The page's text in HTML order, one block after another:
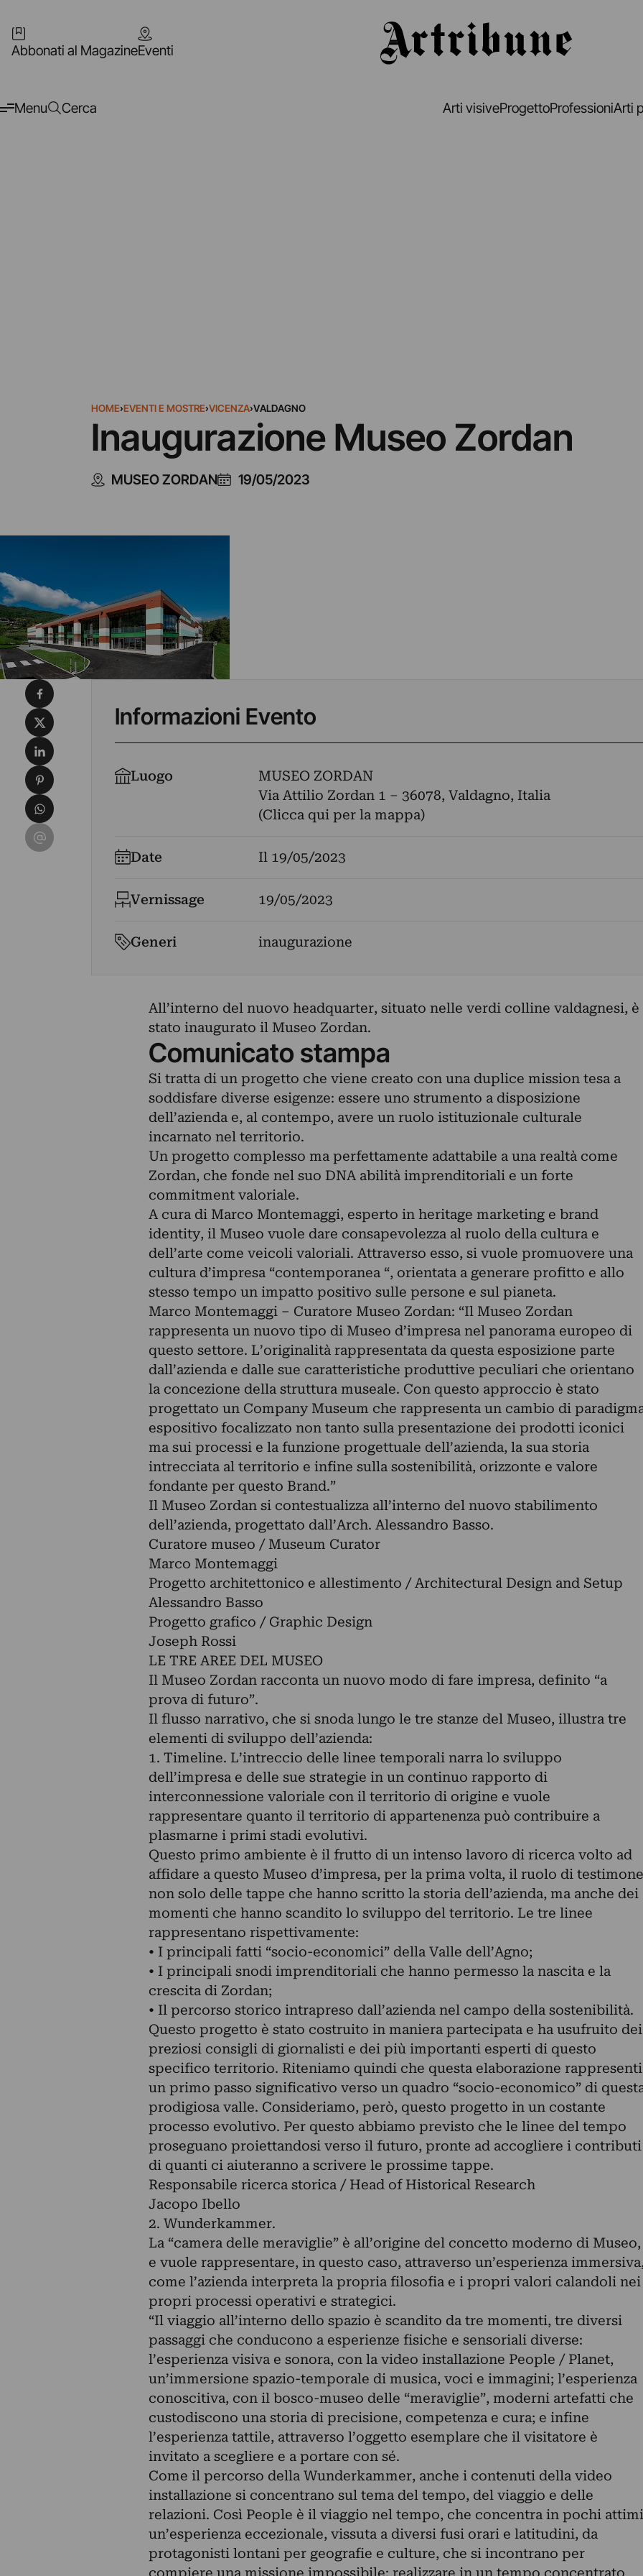
Abbonati al MagazineEventi
Menu Cerca Arti visiveProgettoProfessioniArti
HOME›EVENTI E MOSTRE›VICENZA›VALDAGNO
Inaugurazione Museo Zordan
MUSEO ZORDAN 19/05/2023
Informazioni Evento
Luogo
MUSEO ZORDAN
Via Attilio Zordan 1 – 36078, Valdagno, Italia
(Clicca qui per la mappa)
Date Il 19/05/2023
Vernissage 19/05/2023
Generi inaugurazione
All’interno del nuovo headquarter, situato nelle verdi colline valdagnesi, è
stato inaugurato il Museo Zordan.
Comunicato stampa
Si tratta di un progetto che viene creato con una duplice mission tesa a
soddisfare diverse esigenze: essere uno strumento a disposizione
dell’azienda e, al contempo, avere un ruolo istituzionale culturale
incarnato nel territorio.
Un progetto complesso ma perfettamente adattabile a una realtà come
Zordan, che fonde nel suo DNA abilità imprenditoriali e un forte
commitment valoriale.
A cura di Marco Montemaggi, esperto in heritage marketing e brand
identity, il Museo vuole dare consapevolezza al ruolo della cultura e
dell’arte come veicoli valoriali. Attraverso esso, si vuole promuovere una
cultura d’impresa “contemporanea “, orientata a generare profitto e allo
stesso tempo un impatto positivo sulle persone e sul pianeta.
Marco Montemaggi – Curatore Museo Zordan: “Il Museo Zordan
rappresenta un nuovo tipo di Museo d’impresa nel panorama europeo di
questo settore. L’originalità rappresentata da questa esposizione parte
dall’azienda e dalle sue caratteristiche produttive peculiari che orientano
la concezione della struttura museale. Con questo approccio è stato
progettato un Company Museum che rappresenta un cambio di
espositivo focalizzato non tanto sulla presentazione dei prodotti iconici
ma sui processi e la funzione progettuale dell’azienda, la sua storia
intrecciata al territorio e infine sulla sostenibilità, orizzonte e valore
fondante per questo Brand.”
Il Museo Zordan si contestualizza all’interno del nuovo stabilimento
dell’azienda, progettato dall’Arch. Alessandro Basso.
Curatore museo / Museum Curator
Marco Montemaggi
Progetto architettonico e allestimento / Architectural Design and Setup
Alessandro Basso
Progetto grafico / Graphic Design
Joseph Rossi
LE TRE AREE DEL MUSEO
Il Museo Zordan racconta un nuovo modo di fare impresa, definito “a
prova di futuro”.
Il flusso narrativo, che si snoda lungo le tre stanze del Museo, illustra tre
elementi di sviluppo dell’azienda:
1. Timeline. L’intreccio delle linee temporali narra lo sviluppo
dell’impresa e delle sue strategie in un continuo rapporto di
interconnessione valoriale con il territorio di origine e vuole
rappresentare quanto il territorio di appartenenza può contribuire a
plasmarne i primi stadi evolutivi.
Questo primo ambiente è il frutto di un intenso lavoro di ricerca volto ad
affidare a questo Museo d’impresa, per la prima volta, il ruolo di testimone
non solo delle tappe che hanno scritto la storia dell’azienda, ma anche dei
momenti che hanno scandito lo sviluppo del territorio. Le tre linee
rappresentano rispettivamente:
• I principali fatti “socio-economici” della Valle dell’Agno;
• I principali snodi imprenditoriali che hanno permesso la nascita e la
crescita di Zordan;
• Il percorso storico intrapreso dall’azienda nel campo della sostenibilità.
Questo progetto è stato costruito in maniera partecipata e ha usufruito dei
preziosi consigli di giornalisti e dei più importanti esperti di questo
specifico territorio. Riteniamo quindi che questa elaborazione rappresenti
un primo passo significativo verso un quadro “socio-economico” di
prodigiosa valle. Consideriamo, però, questo progetto in un costante
processo evolutivo. Per questo abbiamo previsto che le linee del tempo
proseguano proiettandosi verso il futuro, pronte ad accogliere i contributi
di quanti ci aiuteranno a scrivere le prossime tappe.
Responsabile ricerca storica / Head of Historical Research
Jacopo Ibello
2. Wunderkammer.
La “camera delle meraviglie” è all’origine del concetto moderno di Museo,
e vuole rappresentare, in questo caso, attraverso un’esperienza
come l’azienda interpreta la propria filosofia e i propri valori calandoli nei
propri processi operativi e strategici.
“Il viaggio all’interno dello spazio è scandito da tre momenti, tre diversi
passaggi che conducono a esperienze fisiche e sensoriali diverse:
l’esperienza visiva e sonora, con la video installazione People / Planet,
un’immersione spazio-temporale di musica, voci e immagini; l’esperienza
conoscitiva, con il bosco-museo delle “meraviglie”, moderni artefatti che
custodiscono una storia di precisione, competenza e cura; e infine
l’esperienza tattile, attraverso l’oggetto esemplare che il visitatore è
invitato a scegliere e a portare con sé.
Come il percorso della Wunderkammer, anche i contenuti della video
installazione si concentrano sul tema del tempo, del viaggio e delle
relazioni. Così People è il viaggio nel tempo, che concentra in pochi attimi
un’esperienza eccezionale, vissuta a diversi fusi orari e latitudini, da
protagonisti lontani per geografie e culture, che si incontrano per
Condividi su Facebook
Condividi su X
Condividi su LinkedIn
Condividi su Pinterest
Condividi su WhatsApp
Condividi su Email